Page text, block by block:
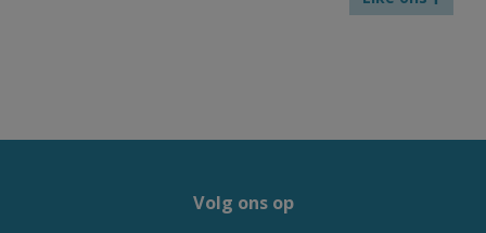
Volg ons op